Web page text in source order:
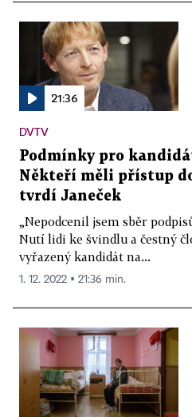
21:36
DVTV
Podmínky pro
Někteří měli přístup
tvrdí Janeček
„Nepodcenil jsem sběr
Nutí lidi ke švindlu a čestný
vyřazený kandidát na...
1. 12. 2022 ▪ 21:36 min.